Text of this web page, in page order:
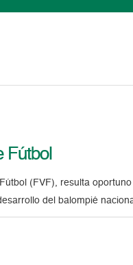
Fútbol
(FVF), resulta
del balompié